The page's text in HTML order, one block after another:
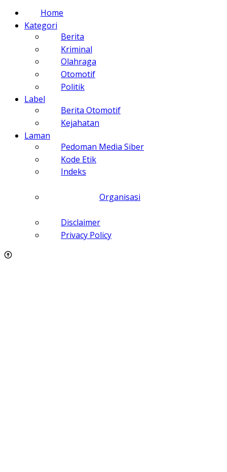
Home
Kategori
Berita
Kriminal
Olahraga
Otomotif
Politik
Label
Berita Otomotif
Kejahatan
Laman
Pedoman Media Siber
Kode Etik
Indeks
Organisasi
Disclaimer
Privacy Policy